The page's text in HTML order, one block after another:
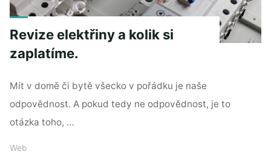
Revize elektřiny a kolik si
zaplatíme.
Mít v domě či bytě všecko v pořádku je naše
odpovědnost. A pokud tedy ne odpovědnost, je to
otázka toho, …
Web